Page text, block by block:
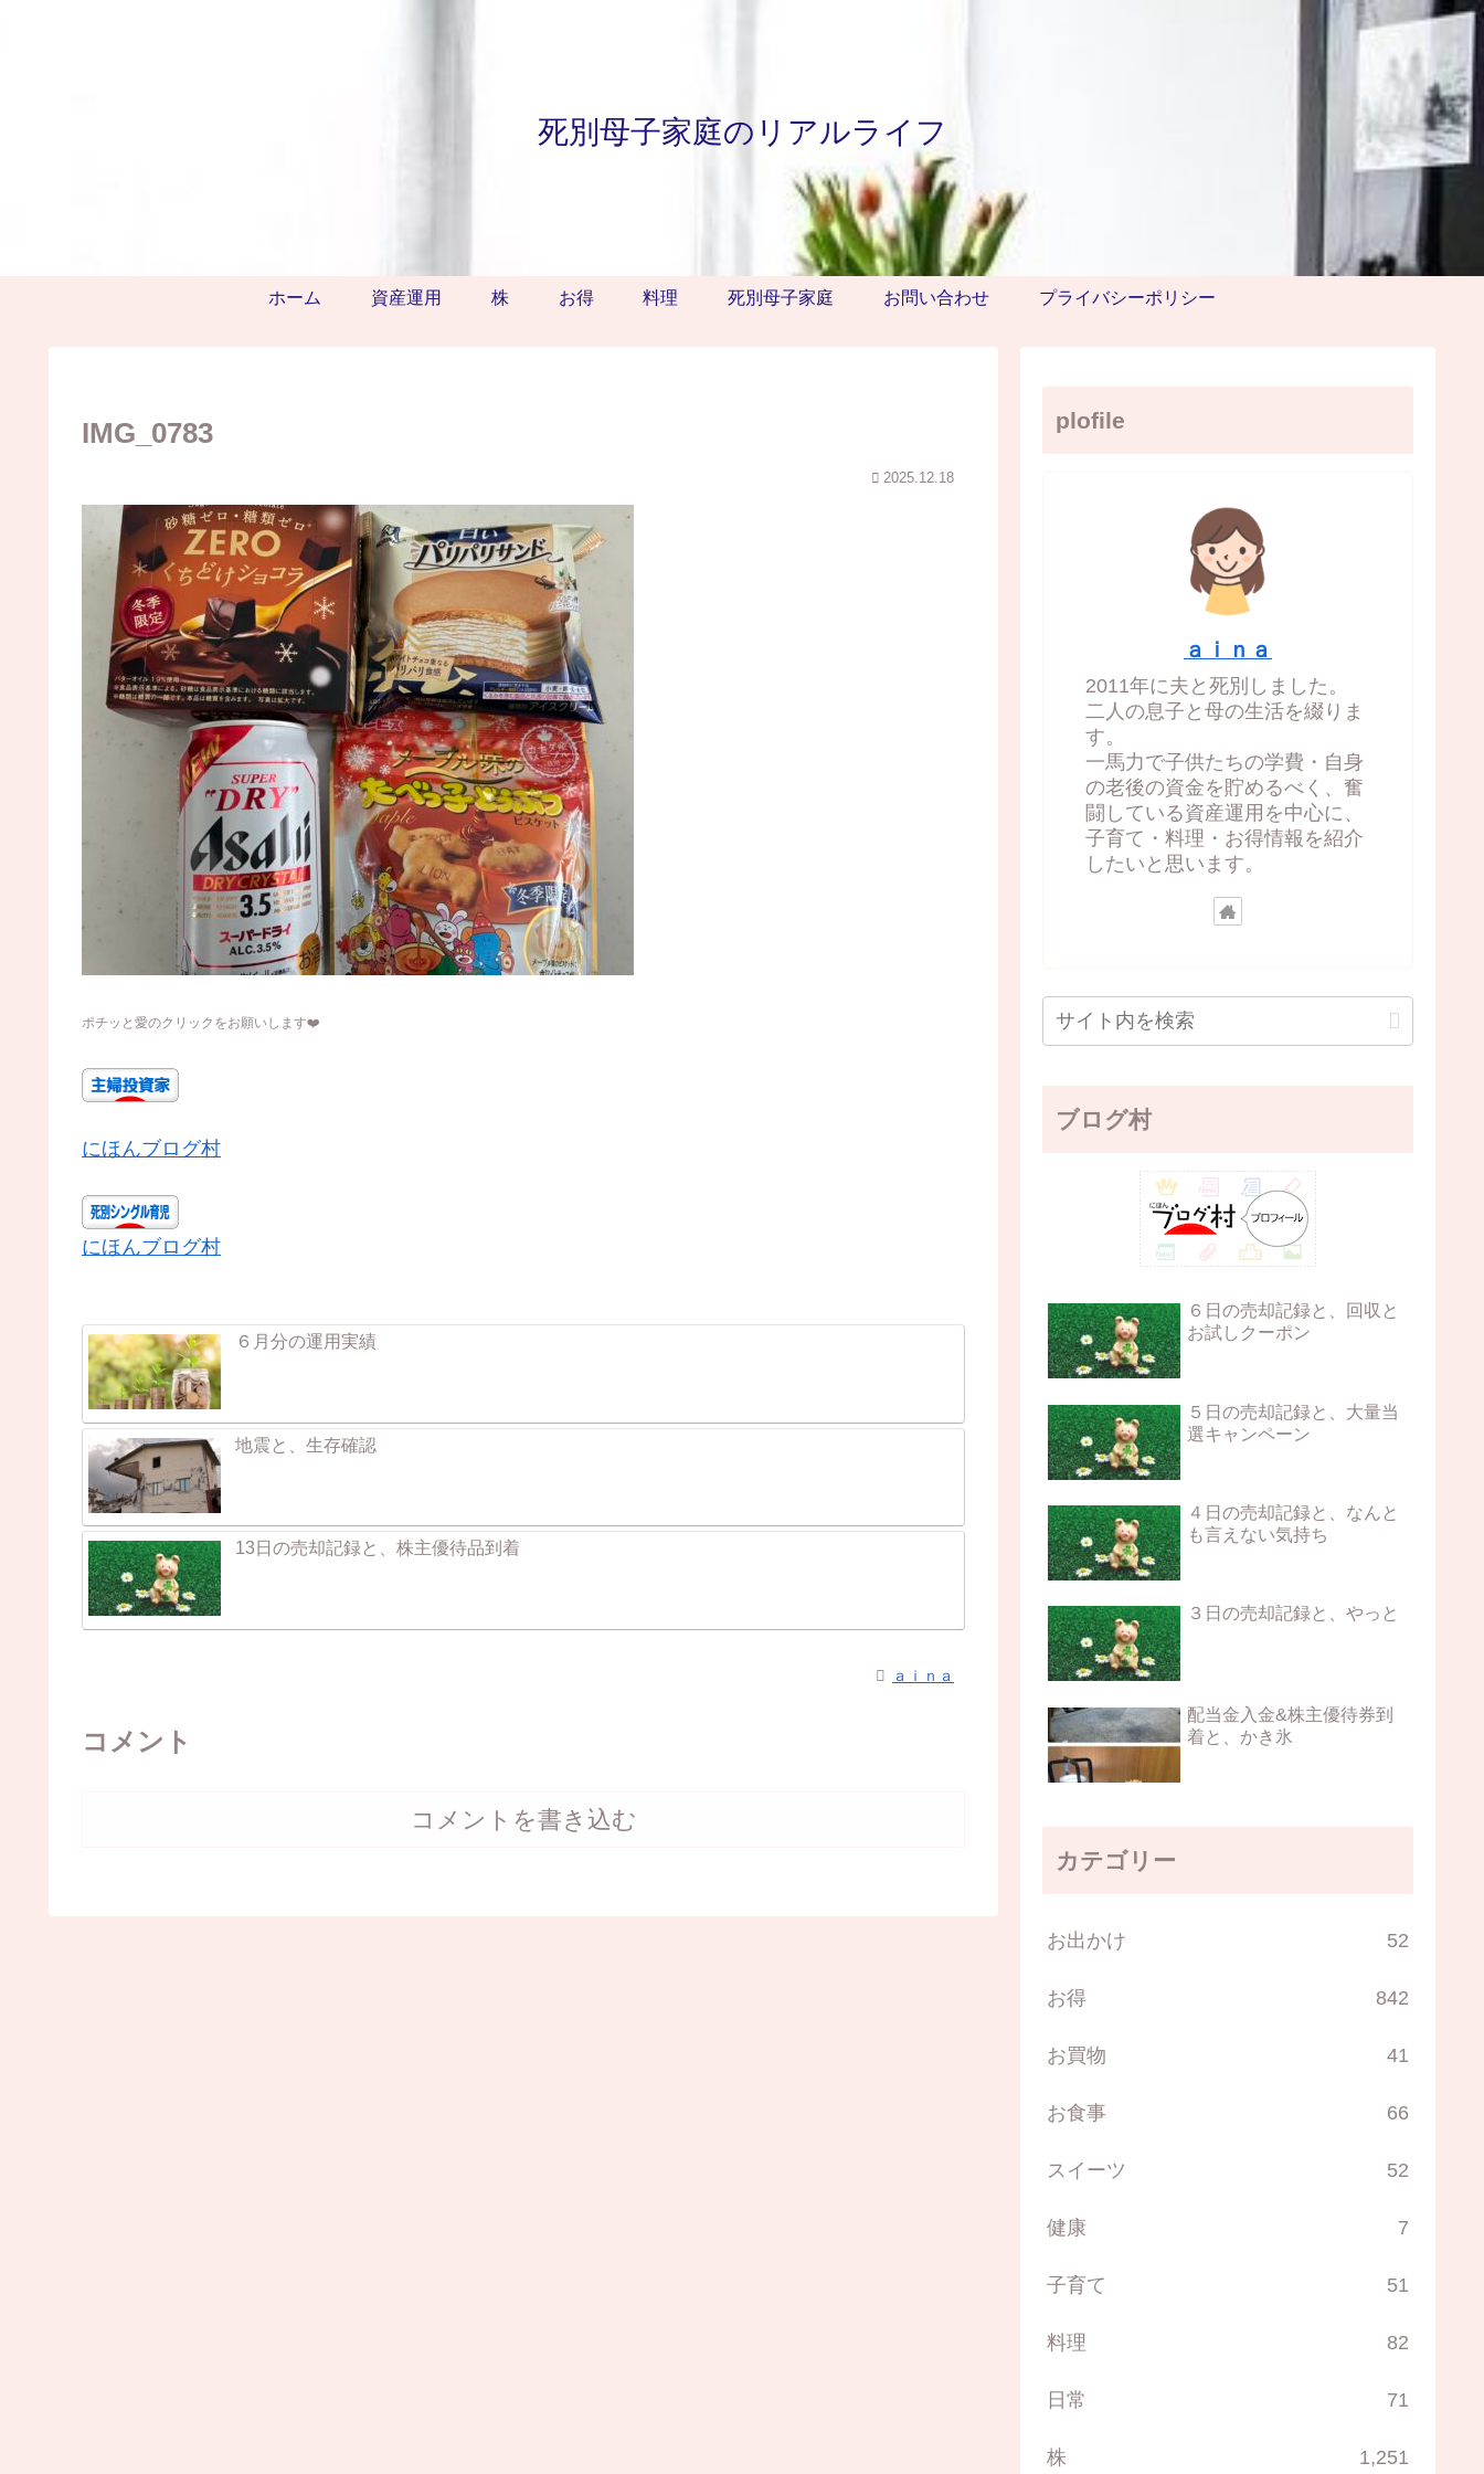
死別母子家庭のリアルライフ
ホーム 資産運用 株 お得 料理 死別母子家庭 お問い合わせ プライバシーポリシー
IMG_0783
2025.12.18
ポチッと愛のクリックをお願いします❤️
にほんブログ村
にほんブログ村
６月分の運用実績
地震と、生存確認
13日の売却記録と、株主優待品到着
ａｉｎａ
コメント
コメントを書き込む
plofile
ａｉｎａ
2011年に夫と死別しました。
二人の息子と母の生活を綴りま
す。
一馬力で子供たちの学費・自身
の老後の資金を貯めるべく、奮
闘している資産運用を中心に、
子育て・料理・お得情報を紹介
したいと思います。
ブログ村
６日の売却記録と、回収と
お試しクーポン
５日の売却記録と、大量当
選キャンペーン
４日の売却記録と、なんと
も言えない気持ち
３日の売却記録と、やっと
配当金入金&株主優待券到
着と、かき氷
カテゴリー
お出かけ 52
お得 842
お買物 41
お食事 66
スイーツ 52
健康 7
子育て 51
料理 82
日常 71
株 1,251